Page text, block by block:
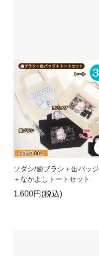
ソダシ/歯ブラシ＋缶バッジ
＋なかよしトートセット
1,600円(税込)